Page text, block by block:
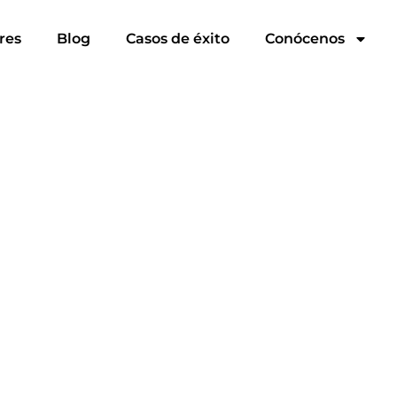
Blog Casos de éxito Conócenos